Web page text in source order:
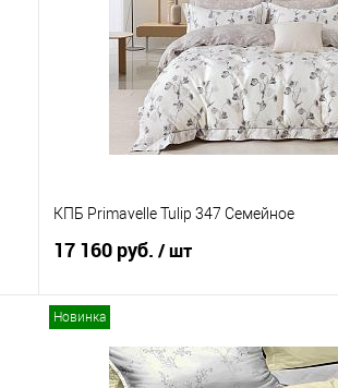
КПБ Primavelle Tulip 347 Семейное
17 160 руб. / шт
Новинка